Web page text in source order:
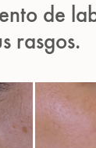
de
rasgos.